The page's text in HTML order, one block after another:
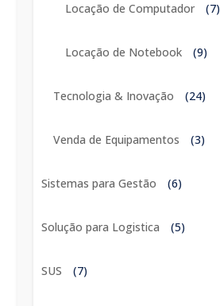
Locação de Computador (7)
Locação de Notebook (9)
Tecnologia & Inovação (24)
Venda de Equipamentos (3)
Sistemas para Gestão (6)
Solução para Logistica (5)
SUS (7)